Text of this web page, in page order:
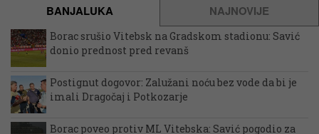
BANJALUKA NAJNOVIJE
Borac srušio Vitebsk na Gradskom stadionu: Savić
donio prednost pred revanš
Postignut dogovor: Zalužani noću bez vode da bi je
imali Dragočaj i Potkozarje
Borac poveo protiv ML Vitebska: Savić pogodio za